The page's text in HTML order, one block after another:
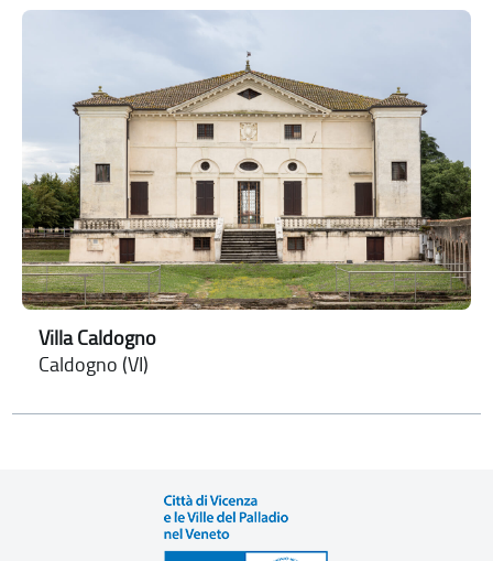
Villa Caldogno
Caldogno (VI)